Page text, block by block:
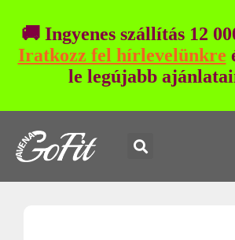
🚚 Ingyenes szállítás 12
Iratkozz fel hírlevelünkre
le legújabb